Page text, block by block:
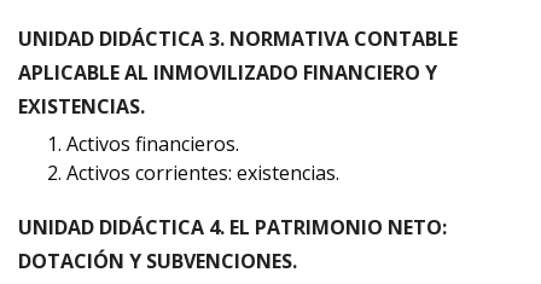
UNIDAD DIDÁCTICA 3. NORMATIVA CONTABLE
APLICABLE AL INMOVILIZADO FINANCIERO Y
EXISTENCIAS.
Activos financieros.
Activos corrientes: existencias.
UNIDAD DIDÁCTICA 4. EL PATRIMONIO NETO:
DOTACIÓN Y SUBVENCIONES.